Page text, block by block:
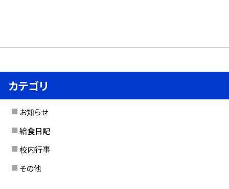
カテゴリ
お知らせ
給食日記
校内行事
その他